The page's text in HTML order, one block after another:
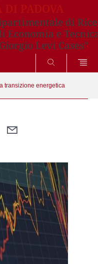
CERCA
transizione energetica